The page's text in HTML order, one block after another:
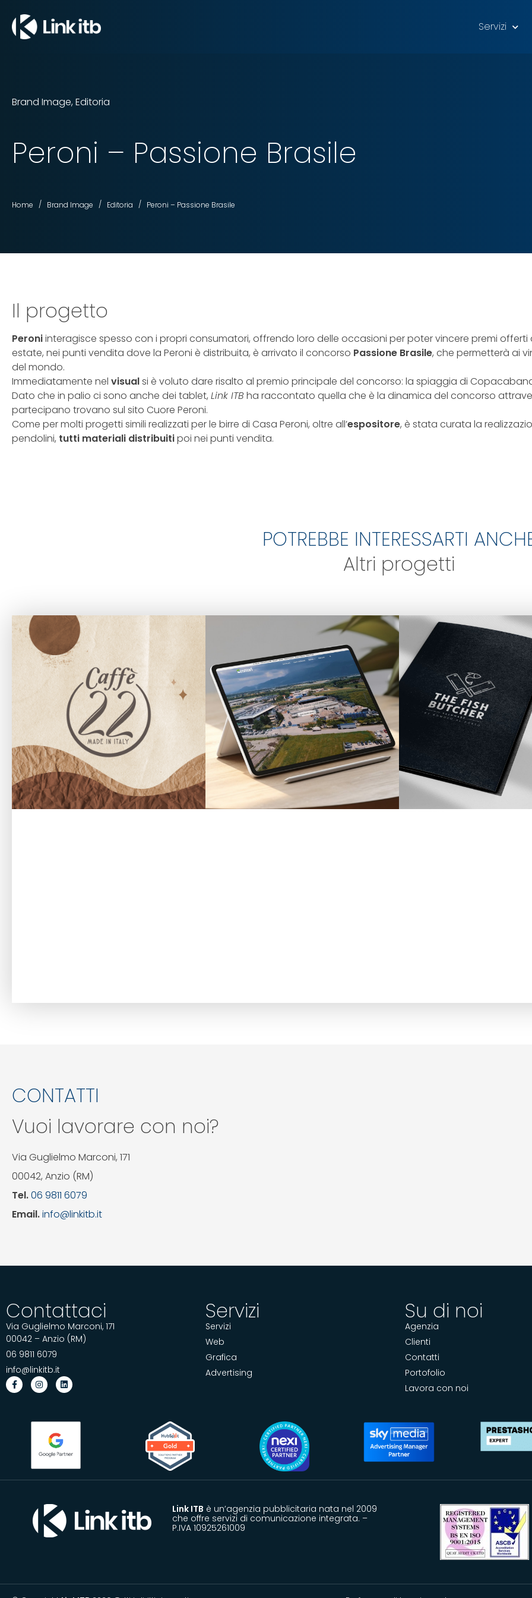
Servizi
Brand Image,Editoria
Peroni – Passione Brasile
Home / Brand Image / Editoria / Peroni – Passione Brasile
Il progetto
Peroniinteragisce spesso con i propri consumatori, offrendo loro delle occasioni per poter vincere premi
estate, nei punti vendita dove la Peroni è distribuita, è arrivato il concorso Passione Brasile, che permetterà ai
del mondo.
Immediatamente nel visualsi è voluto dare risalto al premio principale del concorso: la spiaggia di
Dato che in palio ci sono anche dei tablet, Link ITBha raccontato quella che è la dinamica del concorso
partecipano trovano sul sito Cuore Peroni.
Come per molti progetti simili realizzati per le birre di Casa Peroni, oltre all’espositore, è stata curata la
pendolini, tutti materiali distribuitipoi nei punti vendita.
POTREBBE INTERESSARTI
Altri progetti
CONTATTI
Vuoi lavorare con noi?
Via Guglielmo Marconi, 171
00042, Anzio (RM)
Tel.06 9811 6079
Email.info@linkitb.it
Contattaci
Via Guglielmo Marconi, 171
00042 – Anzio (RM)
06 9811 6079
info@linkitb.it
Servizi
Servizi
Web
Grafica
Advertising
Su di noi
Agenzia
Clienti
Contatti
Portofolio
Lavora con noi
Link ITB è un’agenzia pubblicitaria nata nel 2009
che offre servizi di comunicazione integrata. –
P.IVA 10925261009